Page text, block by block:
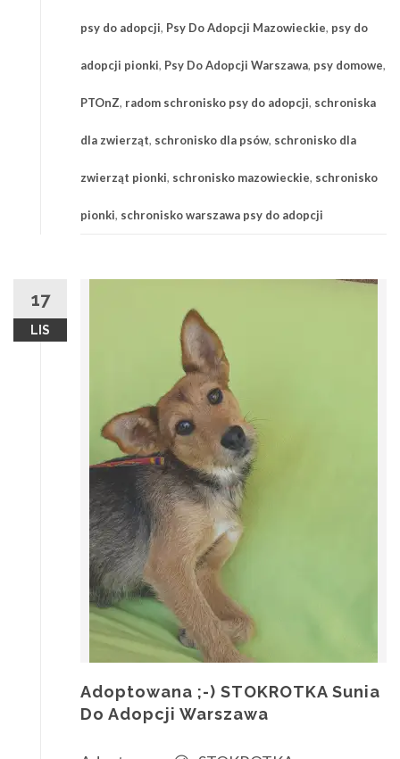
psy do adopcji, Psy Do Adopcji Mazowieckie, psy do
adopcji pionki, Psy Do Adopcji Warszawa, psy domowe,
PTOnZ, radom schronisko psy do adopcji, schroniska
dla zwierząt, schronisko dla psów, schronisko dla
zwierząt pionki, schronisko mazowieckie, schronisko
pionki, schronisko warszawa psy do adopcji
17
LIS
Adoptowana ;-) STOKROTKA Sunia
Do Adopcji Warszawa